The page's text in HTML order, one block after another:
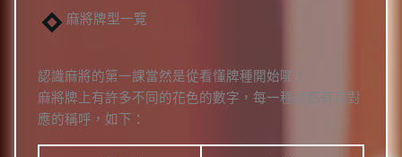
麻將牌型一覽
認識麻將的第一課當然是從看懂牌種開始囉！
麻將牌上有許多不同的花色的數字，每一種牌都有其對
應的稱呼，如下：